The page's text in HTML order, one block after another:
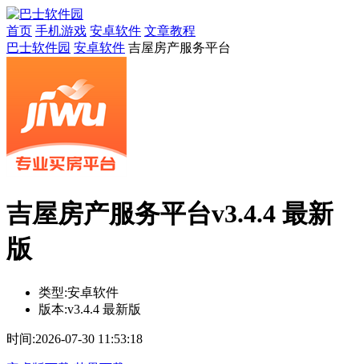
首页 手机游戏 安卓软件 文章教程
巴士软件园 安卓软件 吉屋房产服务平台
吉屋房产服务平台v3.4.4 最新
版
类型:安卓软件
版本:v3.4.4 最新版
时间:2026-07-30 11:53:18